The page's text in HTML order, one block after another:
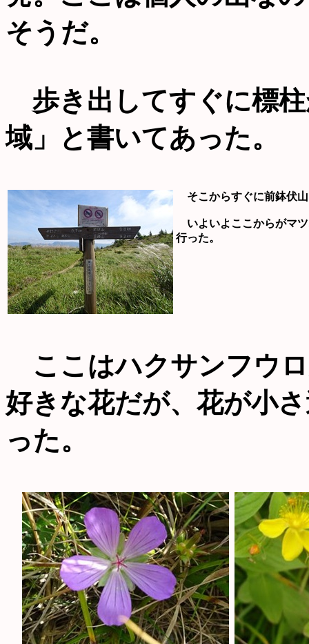
そうだ。
歩き出してすぐに標
域」と書いてあった。
そこからすぐに前鉢伏
いよいよここからがマ
行った。
ここはハクサンフウ
好きな花だが、花が小
った。